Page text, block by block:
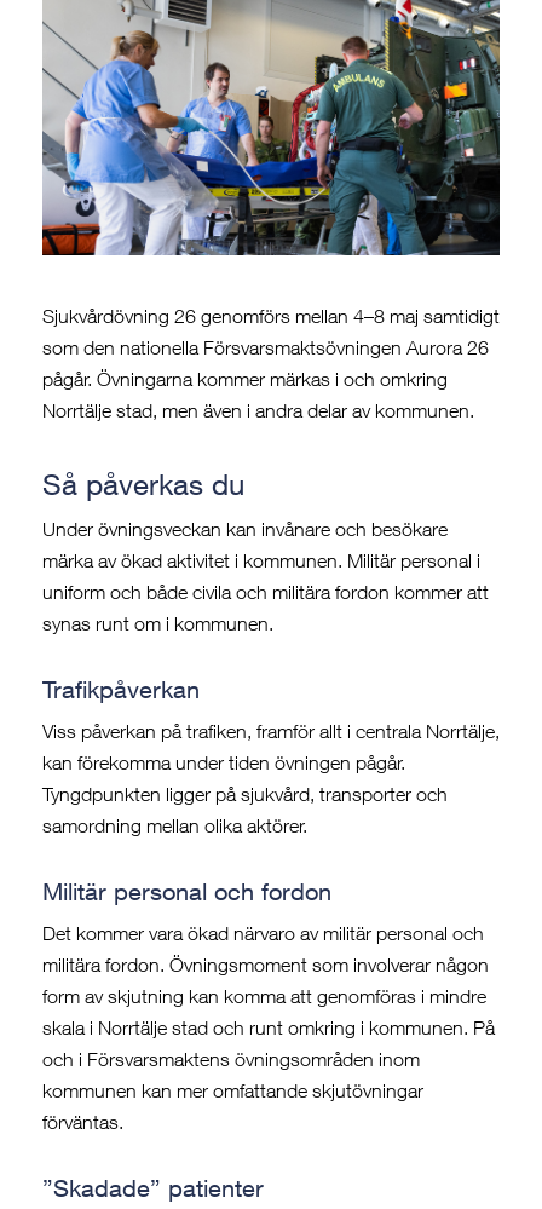
Sjukvårdövning 26 genomförs mellan 4–8 maj samtidigt
som den nationella Försvarsmaktsövningen Aurora 26
pågår. Övningarna kommer märkas i och omkring
Norrtälje stad, men även i andra delar av kommunen.
Så påverkas du
Under övningsveckan kan invånare och besökare
märka av ökad aktivitet i kommunen. Militär personal i
uniform och både civila och militära fordon kommer att
synas runt om i kommunen.
Trafikpåverkan
Viss påverkan på trafiken, framför allt i centrala Norrtälje,
kan förekomma under tiden övningen pågår.
Tyngdpunkten ligger på sjukvård, transporter och
samordning mellan olika aktörer.
Militär personal och fordon
Det kommer vara ökad närvaro av militär personal och
militära fordon. Övningsmoment som involverar någon
form av skjutning kan komma att genomföras i mindre
skala i Norrtälje stad och runt omkring i kommunen. På
och i Försvarsmaktens övningsområden inom
kommunen kan mer omfattande skjutövningar
förväntas.
”Skadade” patienter